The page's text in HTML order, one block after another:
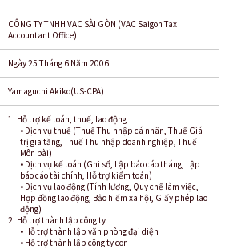
CÔNG TY TNHH VAC SÀI GÒN (VAC Saigon Tax
Accountant Office)
Ngày 25 Tháng 6 Năm 2006
Yamaguchi Akiko(US-CPA)
1. Hỗ trợ kế toán, thuế, lao động
• Dịch vụ thuế (Thuế Thu nhập cá nhân, Thuế Giá
trị gia tăng, Thuế Thu nhập doanh nghiệp, Thuế
Môn bài)
• Dịch vụ kế toán (Ghi sổ, Lập báo cáo tháng, Lập
báo cáo tài chính, Hỗ trợ kiểm toán)
• Dịch vụ lao động (Tính lương, Quy chế làm việc,
Hợp đồng lao động, Bảo hiểm xã hội, Giấy phép lao
động)
2. Hỗ trợ thành lập công ty
• Hỗ trợ thành lập văn phòng đại diện
• Hỗ trợ thành lập công ty con